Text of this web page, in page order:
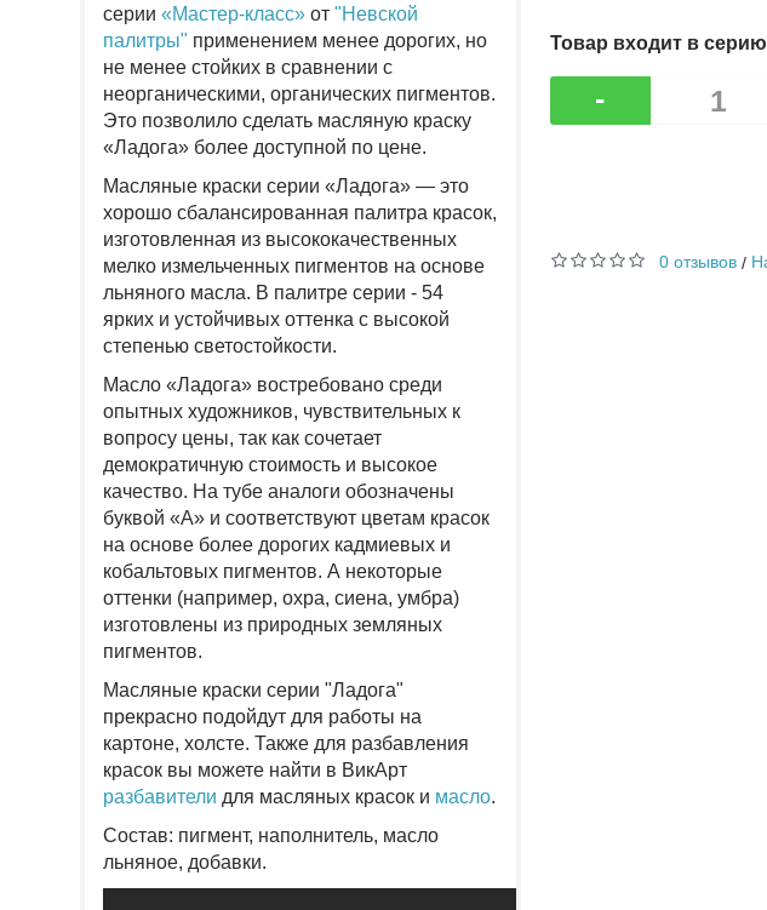
серии «Мастер-класс» от "Невской
палитры" применением менее дорогих, но
не менее стойких в сравнении с
неорганическими, органических пигментов.
Это позволило сделать масляную краску
«Ладога» более доступной по цене.
Масляные краски серии «Ладога» — это
хорошо сбалансированная палитра красок,
изготовленная из высококачественных
мелко измельченных пигментов на основе
льняного масла. В палитре серии - 54
ярких и устойчивых оттенка с высокой
степенью светостойкости.
Масло «Ладога» востребовано среди
опытных художников, чувствительных к
вопросу цены, так как сочетает
демократичную стоимость и высокое
качество. На тубе аналоги обозначены
буквой «А» и соответствуют цветам красок
на основе более дорогих кадмиевых и
кобальтовых пигментов. А некоторые
оттенки (например, охра, сиена, умбра)
изготовлены из природных земляных
пигментов.
Масляные краски серии "Ладога"
прекрасно подойдут для работы на
картоне, холсте. Также для разбавления
красок вы можете найти в ВикАрт
разбавители для масляных красок и масло.
Состав: пигмент, наполнитель, масло
льняное, добавки.
Товар входит в
-
0 отзывов/